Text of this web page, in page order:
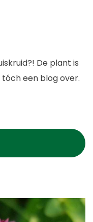
De plant is
een blog over.